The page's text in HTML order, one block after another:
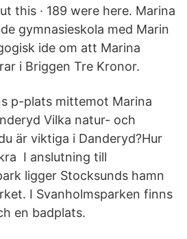
this · 189 were here. Marina
gymnasieskola med Marin
ide om att Marina
i Briggen Tre Kronor.
p-plats mittemot Marina
Vilka natur- och
är viktiga i Danderyd?Hur
I anslutning till
ligger Stocksunds hamn
I Svanholmsparken finns
en badplats.